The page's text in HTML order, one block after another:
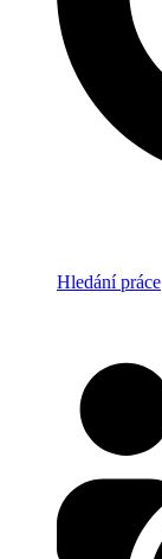
Hledání práce